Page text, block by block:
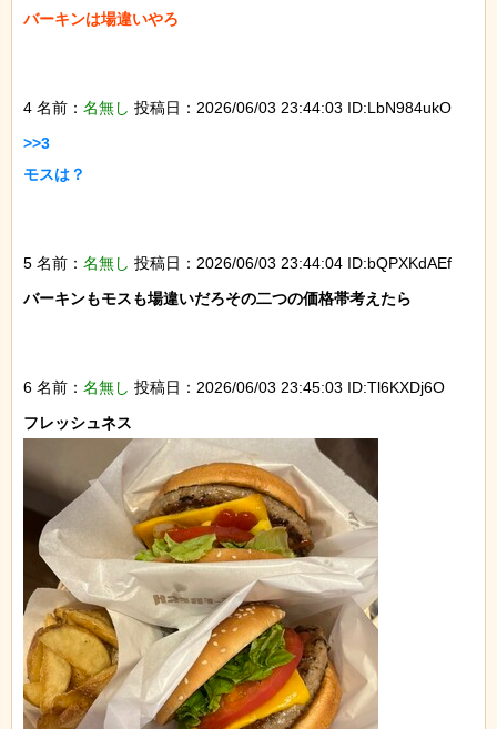
バーキンは場違いやろ
4 名前： 名無し 投稿日：2026/06/03 23:44:03 ID:LbN984ukO
>>3
モスは？
5 名前： 名無し 投稿日：2026/06/03 23:44:04 ID:bQPXKdAEf
バーキンもモスも場違いだろその二つの価格帯考えたら
6 名前： 名無し 投稿日：2026/06/03 23:45:03 ID:Tl6KXDj6O